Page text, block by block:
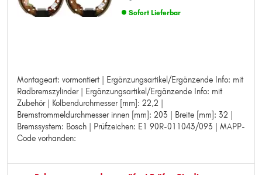
Sofort Lieferbar
Montageart: vormontiert | Ergänzungsartikel/Ergänzende Info: mit
Radbremszylinder | Ergänzungsartikel/Ergänzende Info: mit
Zubehör | Kolbendurchmesser [mm]: 22,2 |
Bremstrommeldurchmesser innen [mm]: 203 | Breite [mm]: 32 |
Bremssystem: Bosch | Prüfzeichen: E1 90R-011043/093 | MAPP-
Code vorhanden:
Montageart: vormontiert
Ergänzungsartikel/Ergänzende Info: mit Radbremszylinder
Ergänzungsartikel/Ergänzende Info: mit Zubehör
Kolbendurchmesser [mm]: 22,2
Bremstrommeldurchmesser innen [mm]: 203
Breite [mm]: 32
Prüfzeichen: E1 90R-011043/093